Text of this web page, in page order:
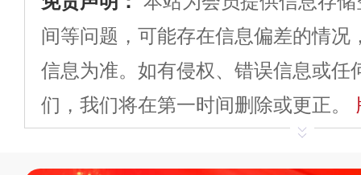
间等问题，可能存在信息偏差的情况
信息为准。如有侵权、错误信息或任
们，我们将在第一时间删除或更正。
平台自有内容（文字